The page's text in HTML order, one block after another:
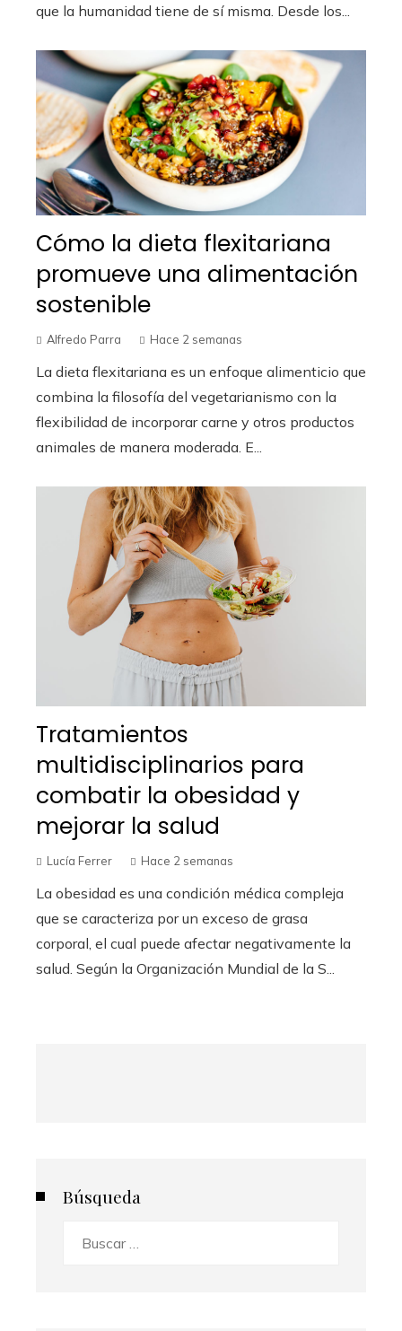
que la humanidad tiene de sí misma. Desde los...
Cómo la dieta flexitariana
promueve una alimentación
sostenible
Alfredo Parra Hace 2 semanas
La dieta flexitariana es un enfoque alimenticio que
combina la filosofía del vegetarianismo con la
flexibilidad de incorporar carne y otros productos
animales de manera moderada. E...
Tratamientos
multidisciplinarios para
combatir la obesidad y
mejorar la salud
Lucía Ferrer Hace 2 semanas
La obesidad es una condición médica compleja
que se caracteriza por un exceso de grasa
corporal, el cual puede afectar negativamente la
salud. Según la Organización Mundial de la S...
Búsqueda